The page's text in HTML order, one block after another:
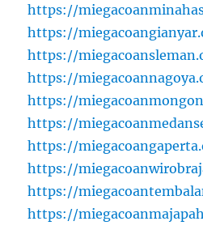
https://
https://
https://
https://
https://
https://
https://
https://
https://
https://